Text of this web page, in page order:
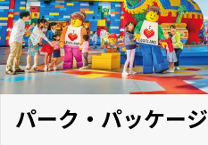
パーク・パッケージ